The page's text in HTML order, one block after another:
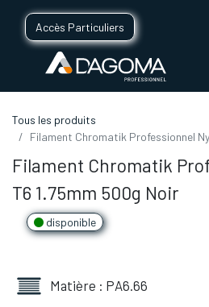
Accès Particuliers
Tous les produits
Filament Chromatik Professionnel
Filament Chromatik
T6 1.75mm 500g Noir
disponible
Matière : PA6.66